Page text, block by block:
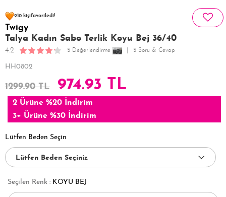
210 kişifavoriledi!
36 kişi
161 kişi
Twigy
Talya Kadın Sabo Terlik Koyu Bej 36/40
4.2 5 Değerlendirme 5 Soru & Cevap
HH0802
1299.90 TL 974.93 TL
2 Ürüne %20 İndirim
3+ Ürüne %30 İndirim
Lütfen Beden Seçin
Seçilen Renk : KOYU BEJ